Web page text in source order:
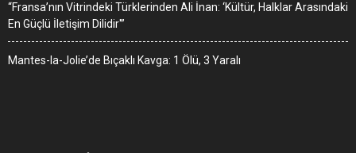
“Fransa’nın Vitrindeki Türklerinden Ali İnan: ‘Kültür, Halklar Arasındaki
En Güçlü İletişim Dilidir'”
Mantes-la-Jolie’de Bıçaklı Kavga: 1 Ölü, 3 Yaralı